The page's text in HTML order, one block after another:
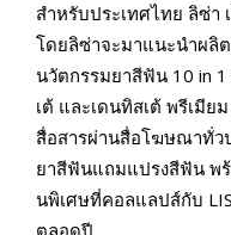
สำหรับประเทศไทย ลิซ่
โดยลิซ่าจะมาแนะนำผลิ
นวัตกรรมยาสีฟัน 10 in
เต้ และเดนทิสเต้ พรีเมีย
สื่อสารผ่านสื่อโฆษณาทั่
ยาสีฟันแถมแปรงสีฟัน พ
นพิเศษที่คอลแลปส์กับ